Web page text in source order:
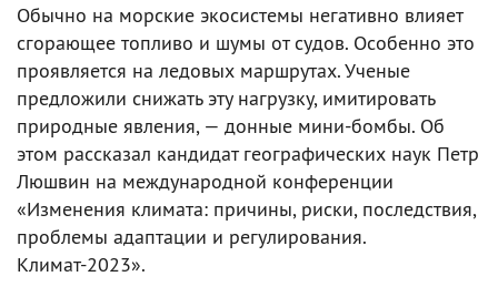
Обычно на морские экосистемы негативно влияет
сгорающее топливо и шумы от судов. Особенно это
проявляется на ледовых маршрутах. Ученые
предложили снижать эту нагрузку, имитировать
природные явления, — донные мини-бомбы. Об
этом рассказал кандидат географических наук Петр
Люшвин на международной конференции
«Изменения климата: причины, риски, последствия,
проблемы адаптации и регулирования.
Климат-2023».